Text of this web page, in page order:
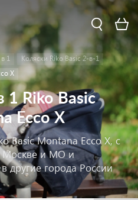
1
Коляски Riko Basic 2-в-1
X
1 Riko Basic
Ecco X
Basic Montana Ecco X, с
Москве и МО и
другие города России